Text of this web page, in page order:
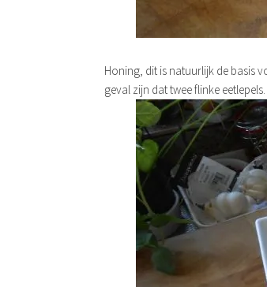
Honing, dit is natuurlijk de basis
geval zijn dat twee flinke eetlepels.